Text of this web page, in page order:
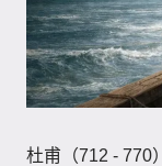
杜甫（712 - 770